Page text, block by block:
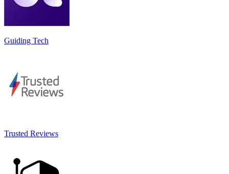
Guiding Tech
Trusted Reviews